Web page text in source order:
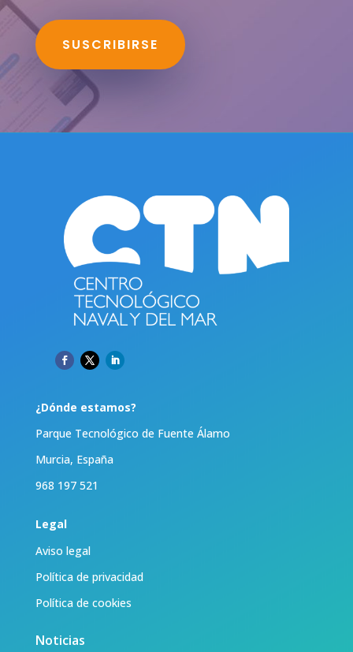
SUSCRIBIRSE
¿Dónde estamos?
Parque Tecnológico de Fuente Álamo
Murcia, España
968 197 521
Legal
Aviso legal
Política de privacidad
Política de cookies
Noticias